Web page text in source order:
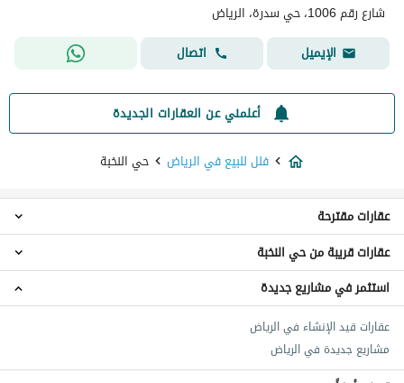
شارع رقم 1006، حي سدرة، الرياض
الإيميل
اتصال
أعلمني عن العقارات الجديدة
فلل للبيع في الرياض
حي النخبة
فلل 5 غرف نوم للبيع في حي النخبة
فلل 7 غرف نوم للبيع في حي النخبة
ادوار للبيع في حي النخبة
شقق للبيع في حي النخبة
اراضي سكنية للبيع في حي النخبة
عقارات للبيع في حي النخبة
عقارات مقترحة
فلل حي السليمانية
فلل حي الملك سلمان
فلل وسط الرياض
فلل شرق الرياض
عقارات قريبة من حي النخبة
عقارات قيد الإنشاء في الرياض
مشاريع جديدة في الرياض
استثمر في مشاريع جديدة